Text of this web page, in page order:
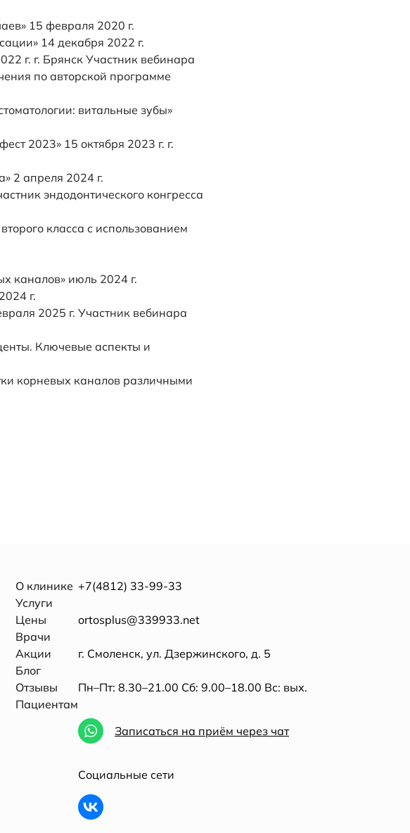
15 февраля 2020 г.
14 декабря 2022 г.
г. г. Брянск Участник вебинара
по авторской программе
витальные зубы»
2023» 15 октября 2023 г. г.
2 апреля 2024 г.
эндодонтического конгресса
класса с использованием
каналов» июль 2024 г.
г.
2025 г. Участник вебинара
Ключевые аспекты и
корневых каналов различными
О клинике
Услуги
Цены
Врачи
Акции
Блог
Отзывы
Пациентам
+7(4812) 33-99-33
ortosplus@339933.net
г. Смоленск, ул. Дзержинского, д. 5
Пн–Пт: 8.30–21.00 Сб: 9.00–18.00 Вс: вых.
Записаться на приём через чат
Социальные сети